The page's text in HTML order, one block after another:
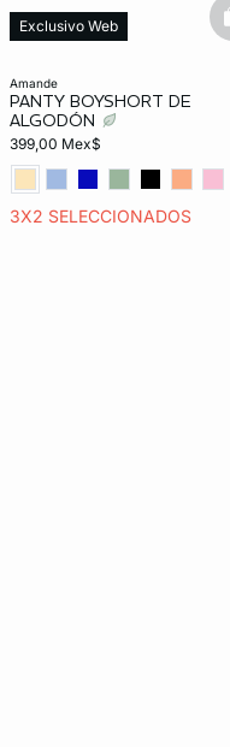
amande
PANTY BOYSHORT DE
ALGODÓN
399,00 Mex$
3X2 SELECCIONADOS
Exclusivo Web